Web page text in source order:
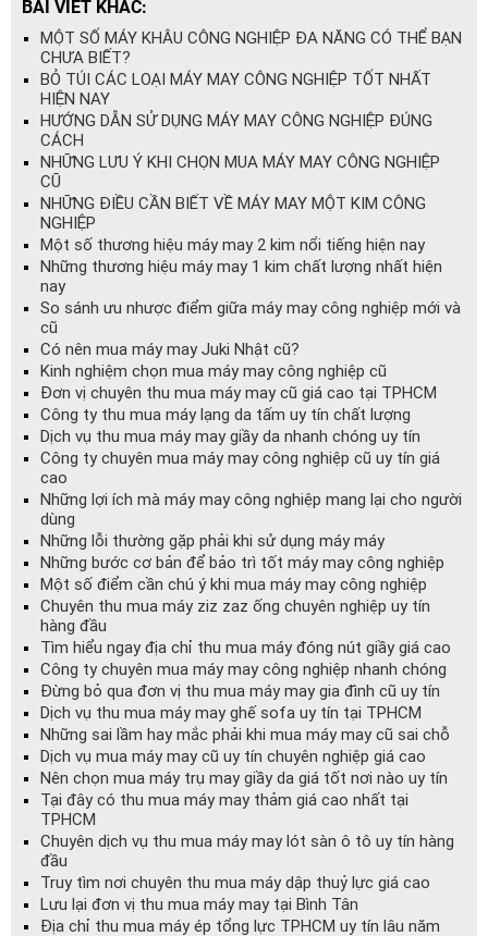
BÀI VIẾT KHÁC:
MỘT SỐ MÁY KHÂU CÔNG NGHIỆP ĐA NĂNG CÓ THỂ BẠN
CHƯA BIẾT?
BỎ TÚI CÁC LOẠI MÁY MAY CÔNG NGHIỆP TỐT NHẤT
HIỆN NAY
HƯỚNG DẪN SỬ DỤNG MÁY MAY CÔNG NGHIỆP ĐÚNG
CÁCH
NHỮNG LƯU Ý KHI CHỌN MUA MÁY MAY CÔNG NGHIỆP
CŨ
NHỮNG ĐIỀU CẦN BIẾT VỀ MÁY MAY MỘT KIM CÔNG
NGHIỆP
Một số thương hiệu máy may 2 kim nổi tiếng hiện nay
Những thương hiệu máy may 1 kim chất lượng nhất hiện
nay
So sánh ưu nhược điểm giữa máy may công nghiệp mới và
cũ
Có nên mua máy may Juki Nhật cũ?
Kinh nghiệm chọn mua máy may công nghiệp cũ
Đơn vị chuyên thu mua máy may cũ giá cao tại TPHCM
Công ty thu mua máy lạng da tấm uy tín chất lượng
Dịch vụ thu mua máy may giầy da nhanh chóng uy tín
Công ty chuyên mua máy may công nghiệp cũ uy tín giá
cao
Những lợi ích mà máy may công nghiệp mang lại cho người
dùng
Những lỗi thường gặp phải khi sử dụng máy máy
Những bước cơ bản để bảo trì tốt máy may công nghiệp
Một số điểm cần chú ý khi mua máy may công nghiệp
Chuyên thu mua máy ziz zaz ống chuyên nghiệp uy tín
hàng đầu
Tìm hiểu ngay địa chỉ thu mua máy đóng nút giầy giá cao
Công ty chuyên mua máy may công nghiệp nhanh chóng
Đừng bỏ qua đơn vị thu mua máy may gia đình cũ uy tín
Dịch vụ thu mua máy may ghế sofa uy tín tại TPHCM
Những sai lầm hay mắc phải khi mua máy may cũ sai chỗ
Dịch vụ mua máy may cũ uy tín chuyên nghiệp giá cao
Nên chọn mua máy trụ may giầy da giá tốt nơi nào uy tín
Tại đây có thu mua máy may thảm giá cao nhất tại
TPHCM
Chuyên dịch vụ thu mua máy may lót sàn ô tô uy tín hàng
đầu
Truy tìm nơi chuyên thu mua máy dập thuỷ lực giá cao
Lưu lại đơn vị thu mua máy may tại Bình Tân
Địa chỉ thu mua máy ép tổng lực TPHCM uy tín lâu năm